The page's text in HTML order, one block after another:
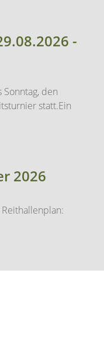
-
den
statt.Ein
2026